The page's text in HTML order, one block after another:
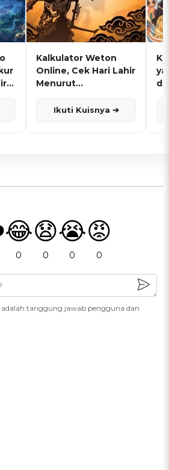
Kalkulator Weton
Online, Cek Hari Lahir
Menurut
Ikuti Kuisnya ➔
😂
0
😧
0
😭
0
😡
0
tanggung jawab pengguna dan